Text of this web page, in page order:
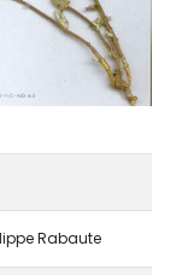
Rabaute